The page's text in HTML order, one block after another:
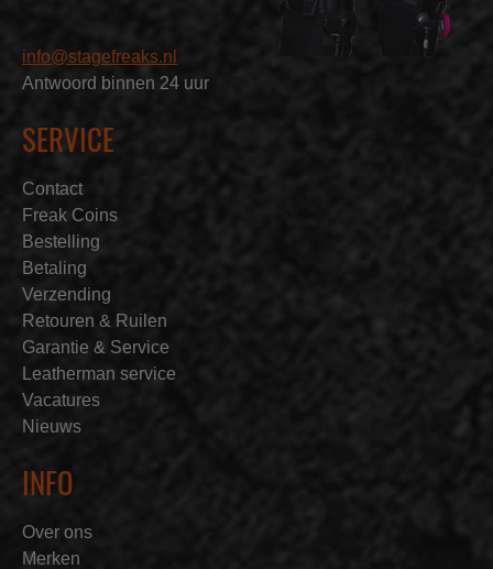
info@stagefreaks.nl
Antwoord binnen 24 uur
SERVICE
Contact
Freak Coins
Bestelling
Betaling
Verzending
Retouren & Ruilen
Garantie & Service
Leatherman service
Vacatures
Nieuws
INFO
Over ons
Merken